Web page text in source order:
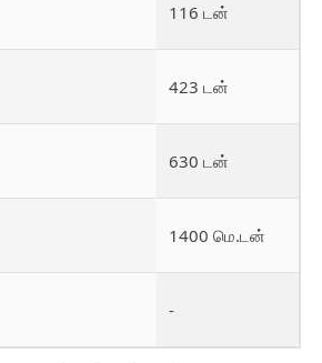
116 டன்
423 டன்
630 டன்
1400 மெ.டன்
-